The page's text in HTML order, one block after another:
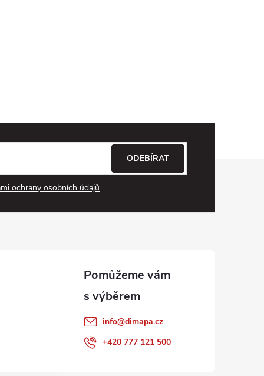
ochrany osobních údajů
ODEBÍRAT
info@dimapa.cz
+420 777 121 500